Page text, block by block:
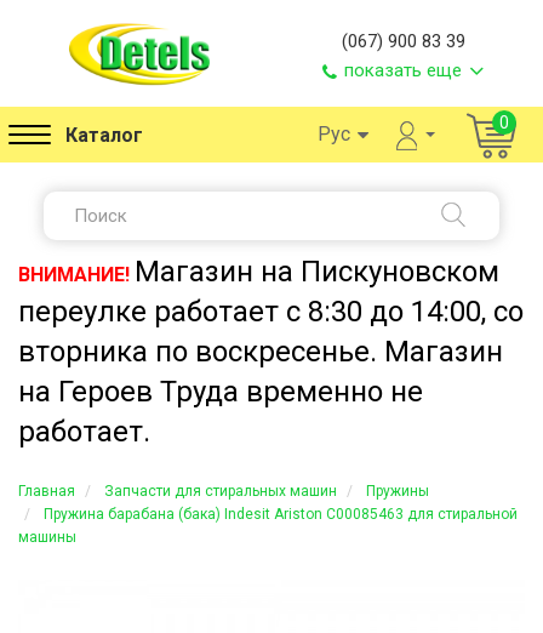
(067) 900 83 39
показать еще
Каталог Рус 0
ВНИМАНИЕ! Магазин на Пискуновском
переулке работает с 8:30 до 14:00, со
вторника по воскресенье. Магазин
на Героев Труда временно не
работает.
Главная Запчасти для стиральных машин
Пружины
Пружина барабана (бака) Indesit Ariston C00085463 для стиральной
машины